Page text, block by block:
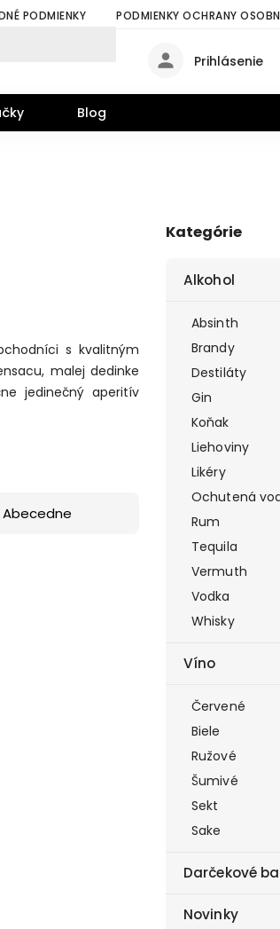
PODMIENKY PODMIENKY OCHRANY
Prihlásenie
Blog
Kategórie
Alkohol
Absinth
Brandy
Destiláty
Gin
Koňak
Liehoviny
Likéry
Ochutená
Rum
Tequila
Vermuth
Vodka
Whisky
Víno
Červené
Biele
Ružové
Šumivé
Sekt
Sake
Darčekové
Novinky
s kvalitným
malej dedinke
jedinečný aperitív
Abecedne